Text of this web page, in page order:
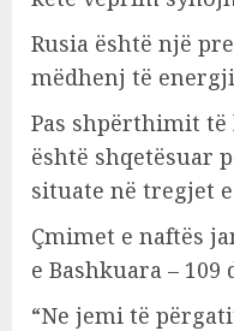
Rusia është një
mëdhenj të
Pas shpërthimit
është shqetësuar
situate në tregjet
Çmimet e naftës
e Bashkuara –
“Ne jemi të